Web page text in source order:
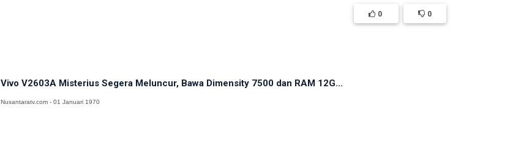
0 0
Vivo V2603A Misterius Segera Meluncur, Bawa Dimensity 7500 dan RAM 12G...
Nusantaratv.com - 01 Januari 1970